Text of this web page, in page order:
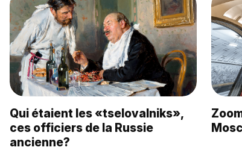
Qui étaient les «tselovalniks»,
ces officiers de la Russie
ancienne?